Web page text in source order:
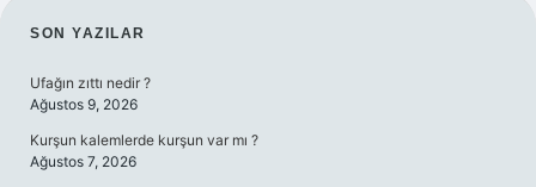
SIDEBAR
SON YAZILAR
Ufağın zıttı nedir ?
Ağustos 9, 2026
Kurşun kalemlerde kurşun var mı ?
Ağustos 7, 2026